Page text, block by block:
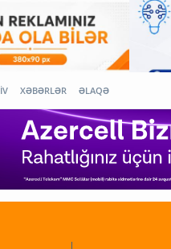
XƏBƏRLƏR ƏLAQƏ